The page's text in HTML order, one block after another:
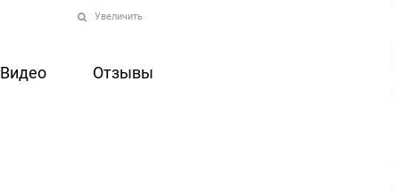
Увеличить
Видео Отзывы